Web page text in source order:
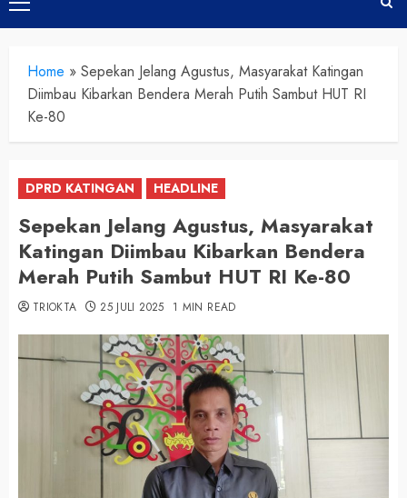
Primary
Menu
Home » Sepekan Jelang Agustus, Masyarakat Katingan
Diimbau Kibarkan Bendera Merah Putih Sambut HUT RI
Ke-80
DPRD KATINGAN HEADLINE
Sepekan Jelang Agustus, Masyarakat
Katingan Diimbau Kibarkan Bendera
Merah Putih Sambut HUT RI Ke-80
TRIOKTA 25 JULI 2025 1 MIN READ